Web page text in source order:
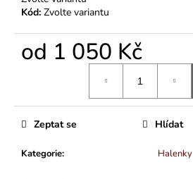
Kód: Zvolte variantu
od 1 050 Kč
Kategorie: Halenky
Zeptat se Hlídat